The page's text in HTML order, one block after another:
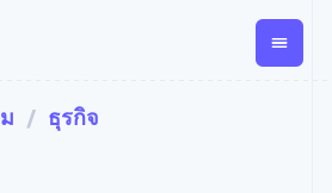
รายรับ
นารประกอบ
รู้ ธุรกิจ